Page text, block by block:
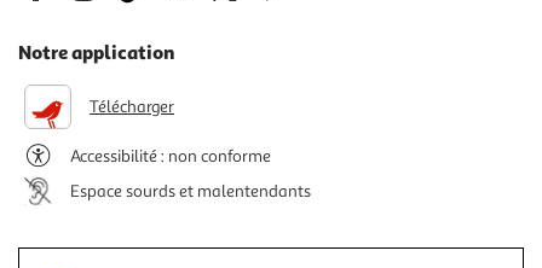
Notre application
Télécharger
Accessibilité : non conforme
Espace sourds et malentendants